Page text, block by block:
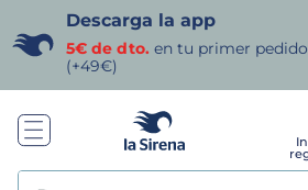
Descarga la app
5€ de dto. en tu primer pedido
(+49€)
Buscar...